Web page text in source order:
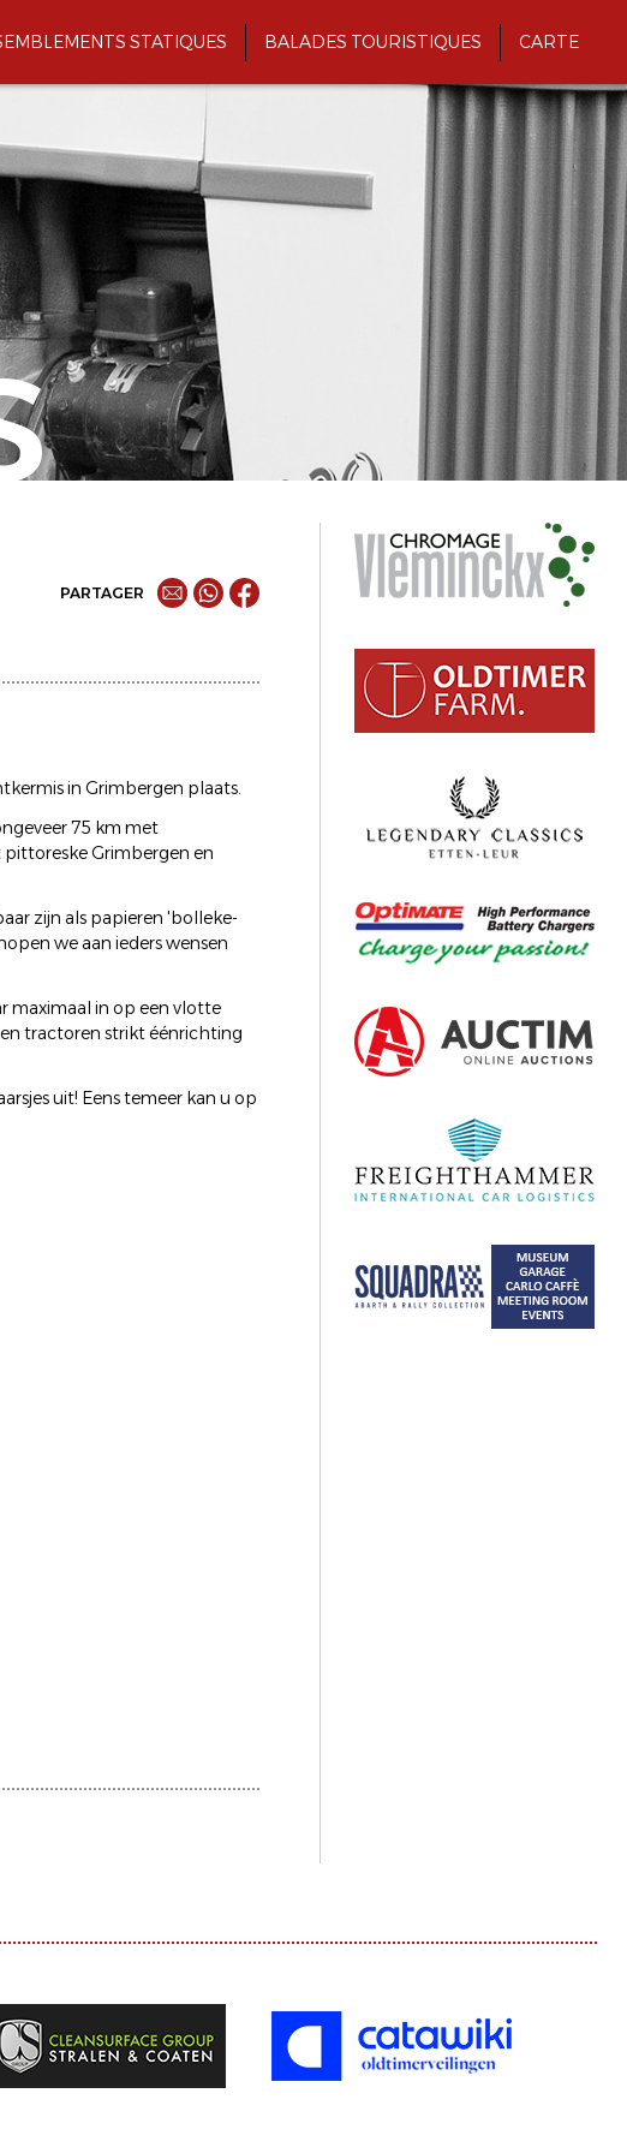
STATIQUES BALADES TOURISTIQUES CARTE
PARTAGER
in Grimbergen plaats.
75 km met
Grimbergen en
zijn als papieren 'bolleke-
we aan ieders wensen
maximaal in op een vlotte
tractoren strikt éénrichting
uit! Eens temeer kan u op